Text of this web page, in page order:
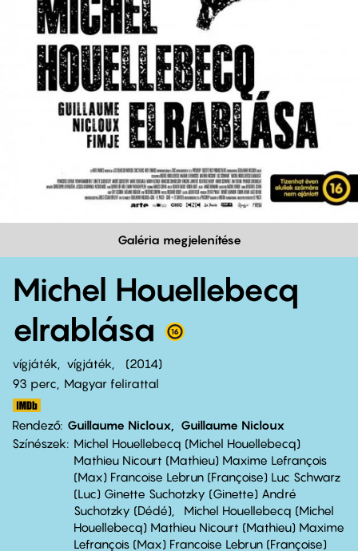
Galéria megjelenítése
Michel Houellebecq
elrablása
vígjáték vígjáték
2014
93 perc,
Magyar felirattal
Rendező Guillaume Nicloux
Guillaume Nicloux
Színészek
Michel Houellebecq (Michel Houellebecq)
Mathieu Nicourt (Mathieu) Maxime Lefrançois
(Max) Francoise Lebrun (Françoise) Luc Schwarz
(Luc) Ginette Suchotzky (Ginette) André
Suchotzky (Dédé)
Michel Houellebecq (Michel
Houellebecq) Mathieu Nicourt (Mathieu) Maxime
Lefrançois (Max) Francoise Lebrun (Françoise)